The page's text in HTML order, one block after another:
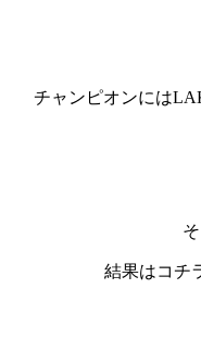
チャンピオンには
結果はコチ